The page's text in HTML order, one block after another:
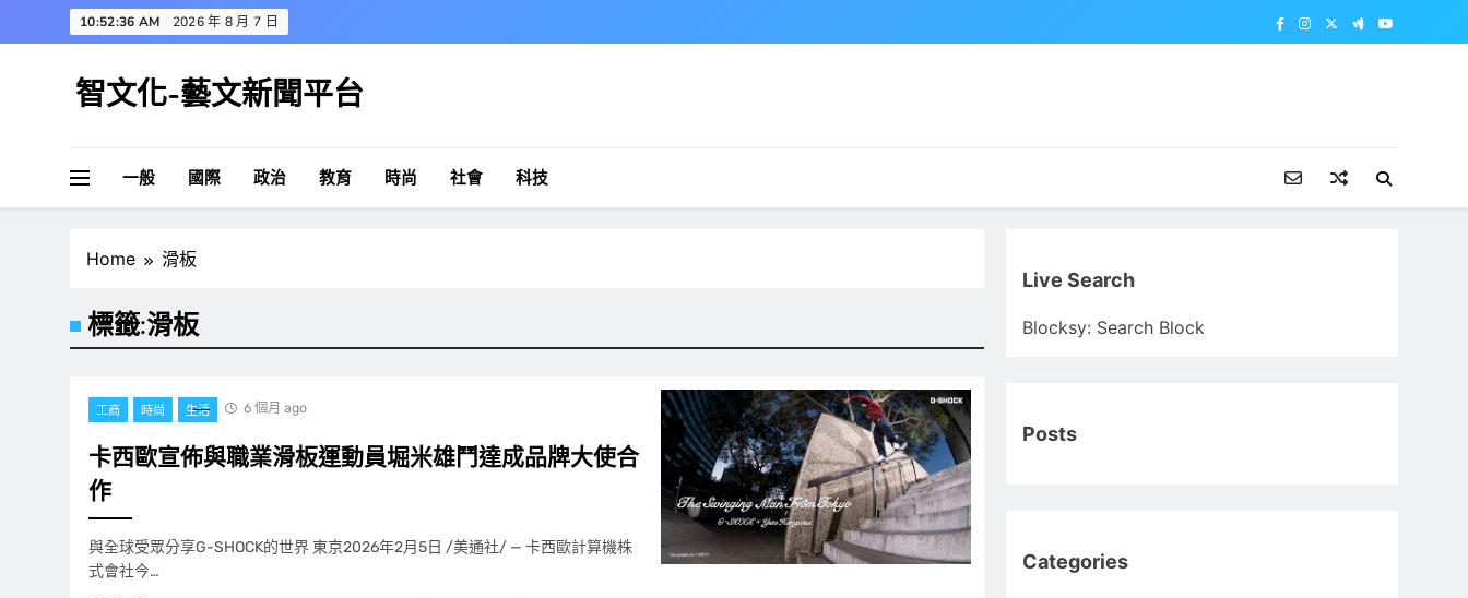
to
10:52:37 AM 2026 年 8 月 7 日
智文化-藝文新聞平台
一般 國際 政治 教育 時尚 社會 科技
Home 滑板
標籤:滑板
工商 時尚 生活 6 個月 ago
卡西歐宣佈與職業滑板運動員堀米雄鬥達成品牌大使合
作
與全球受眾分享G-SHOCK的世界 東京2026年2月5日 /美通社/ — 卡西歐計算機株
式會社今…
Live Search
Blocksy: Search Block
Posts
Categories